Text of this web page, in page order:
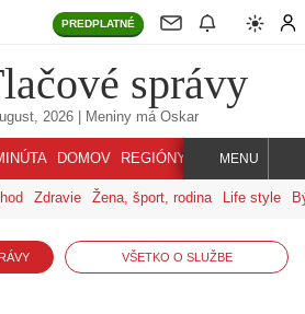
PREDPLATNÉ
správy
2026| Meniny má Oskar
DOMOV REGIÓNY INDEX SVET
MENU
Zdravie Žena, šport, rodina Life style
VŠETKO O SLUŽBE